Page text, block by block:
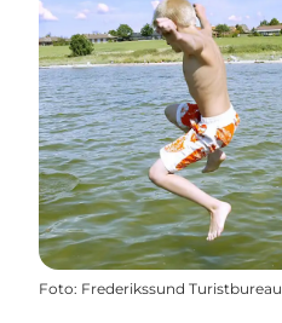
Foto: Frederikssund Turistbureau